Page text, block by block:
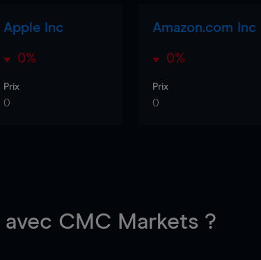
Apple Inc
0%
Prix
0
Amazon.com Inc
0%
Prix
0
avec CMC Markets ?